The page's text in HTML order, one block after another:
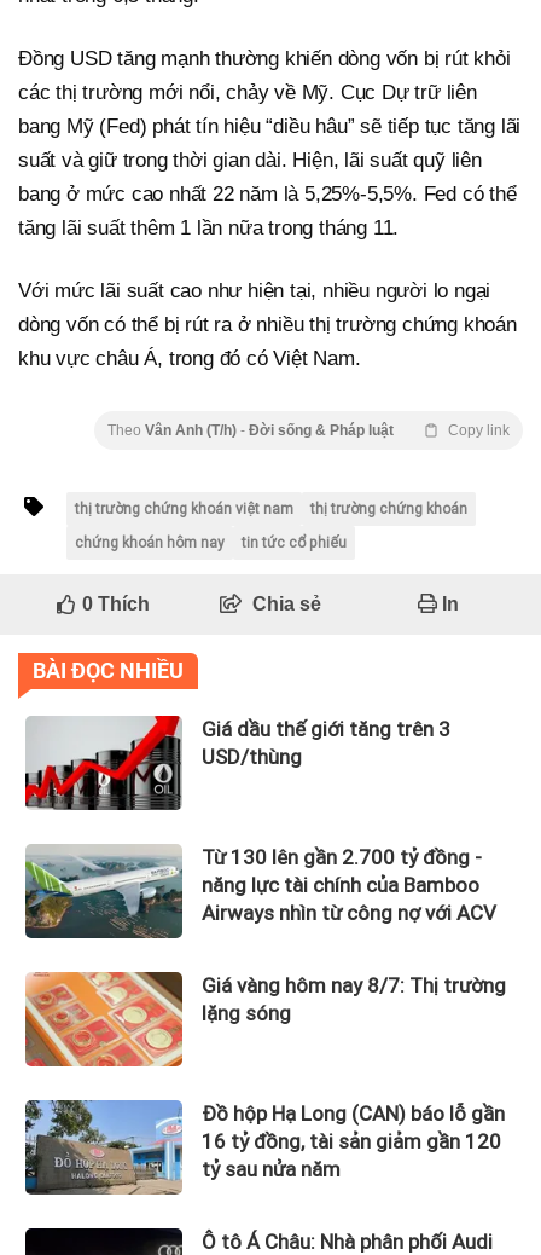
Đồng USD tăng mạnh thường khiến dòng vốn bị rút khỏi
các thị trường mới nổi, chảy về Mỹ. Cục Dự trữ liên
bang Mỹ (Fed) phát tín hiệu “diều hâu” sẽ tiếp tục tăng lãi
suất và giữ trong thời gian dài. Hiện, lãi suất quỹ liên
bang ở mức cao nhất 22 năm là 5,25%-5,5%. Fed có thể
tăng lãi suất thêm 1 lần nữa trong tháng 11.
Với mức lãi suất cao như hiện tại, nhiều người lo ngại
dòng vốn có thể bị rút ra ở nhiều thị trường chứng khoán
khu vực châu Á, trong đó có Việt Nam.
Theo Vân Anh (T/h) - Đời sống & Pháp luật Copy link
thị trường chứng khoán việt nam
thị trường chứng khoán
chứng khoán hôm nay
tin tức cổ phiếu
0Thích Chia sẻ In
BÀI ĐỌC NHIỀU
Giá dầu thế giới tăng trên 3
USD/thùng
Từ 130 lên gần 2.700 tỷ đồng -
năng lực tài chính của Bamboo
Airways nhìn từ công nợ với ACV
Giá vàng hôm nay 8/7: Thị trường
lặng sóng
Đồ hộp Hạ Long (CAN) báo lỗ gần
16 tỷ đồng, tài sản giảm gần 120
tỷ sau nửa năm
Ô tô Á Châu: Nhà phân phối Audi